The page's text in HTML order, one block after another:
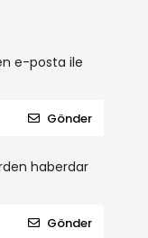
e-posta ile
Gönder
haberdar
Gönder